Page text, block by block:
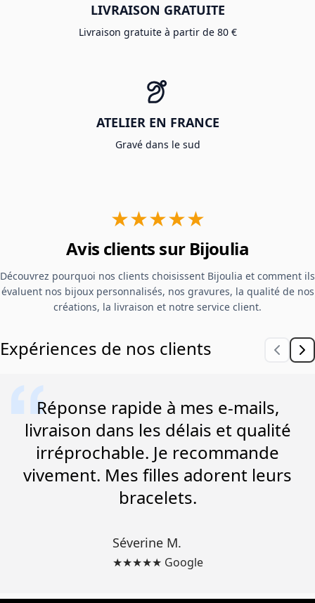
LIVRAISON GRATUITE
Livraison gratuite à partir de 80 €
ATELIER EN FRANCE
Gravé dans le sud
★★★★★
Avis clients sur Bijoulia
Découvrez pourquoi nos clients choisissent Bijoulia et comment ils
évaluent nos bijoux personnalisés, nos gravures, la qualité de nos
créations, la livraison et notre service client.
Expériences de nos clients
Réponse rapide à mes e-mails,
livraison dans les délais et qualité
irréprochable. Je recommande
vivement. Mes filles adorent leurs
bracelets.
Séverine M.
★★★★★ Google